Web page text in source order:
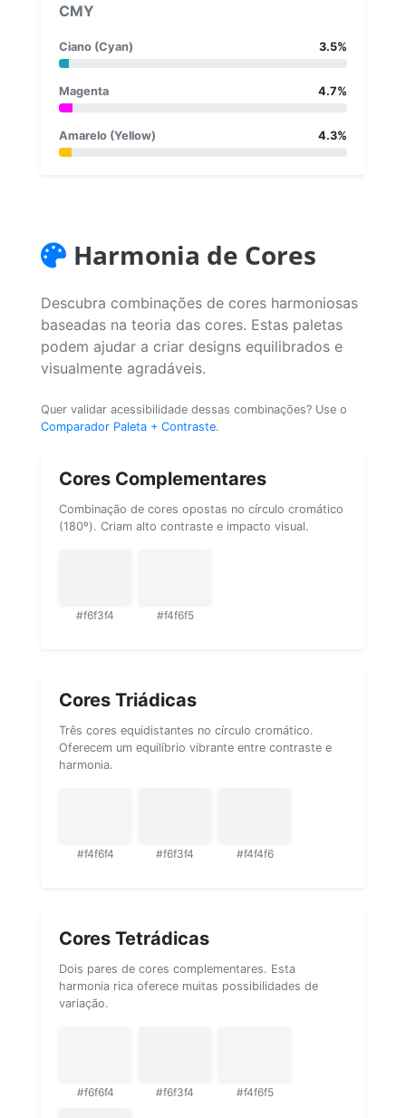
CMY
Ciano (Cyan) 3.5%
Magenta 4.7%
Amarelo (Yellow) 4.3%
Harmonia de Cores
Descubra combinações de cores harmoniosas
baseadas na teoria das cores. Estas paletas
podem ajudar a criar designs equilibrados e
visualmente agradáveis.
Quer validar acessibilidade dessas combinações? Use o
Comparador Paleta + Contraste.
Cores Complementares
Combinação de cores opostas no círculo cromático
(180º). Criam alto contraste e impacto visual.
#f6f3f4 #f4f6f5
Cores Triádicas
Três cores equidistantes no círculo cromático.
Oferecem um equilíbrio vibrante entre contraste e
harmonia.
#f4f6f4 #f6f3f4 #f4f4f6
Cores Tetrádicas
Dois pares de cores complementares. Esta
harmonia rica oferece muitas possibilidades de
variação.
#f6f6f4 #f6f3f4 #f4f6f5